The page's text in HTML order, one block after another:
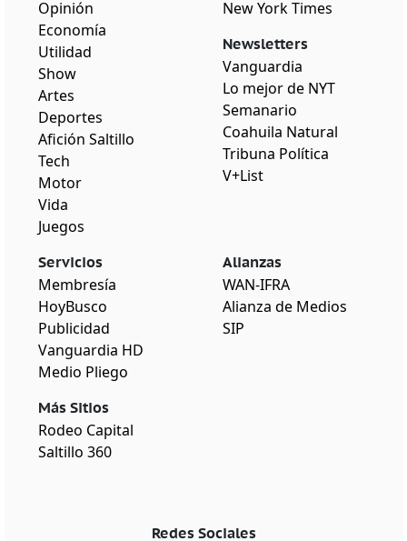
Opinión
Economía
Utilidad
Show
Artes
Deportes
Afición Saltillo
Tech
Motor
Vida
Juegos
New York Times
Newsletters
Vanguardia
Lo mejor de NYT
Semanario
Coahuila Natural
Tribuna Política
V+List
Servicios
Membresía
HoyBusco
Publicidad
Vanguardia HD
Medio Pliego
Más Sitios
Rodeo Capital
Saltillo 360
Alianzas
WAN-IFRA
Alianza de Medios
SIP
Redes Sociales